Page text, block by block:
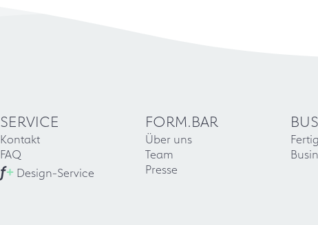
SERVICE
Kontakt
FAQ
f+ Design-Service
FORM.BAR
Über uns
Team
Presse